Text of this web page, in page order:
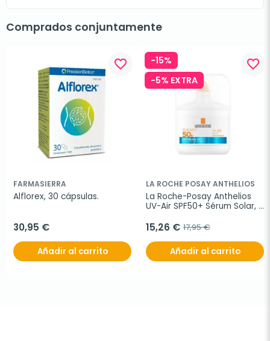
Comprados conjuntamente
favorite_border
FARMASIERRA
Alflorex, 30 cápsulas.
30,95 €
Añadir al carrito
-15%
-5% EXTRA
favorite_border
LA ROCHE POSAY ANTHELIOS
La Roche-Posay Anthelios
UV-Air SPF50+ Sérum Solar,
15,26 € 17,95 €
Añadir al carrito